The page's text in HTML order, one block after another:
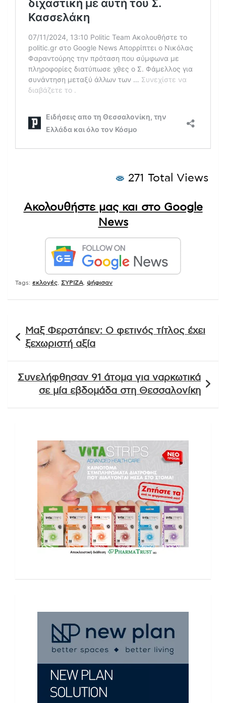
271 Total Views
Ακολουθήστε μας και στο Google
News
Tags: εκλογές ΣΥΡΙΖΑ ψήφισαν
άρθρων
Μαξ Φερστάπεν: Ο φετινός τίτλος έχει
ξεχωριστή αξία
Συνελήφθησαν 91 άτομα για ναρκωτικά
σε μία εβδομάδα στη Θεσσαλονίκη